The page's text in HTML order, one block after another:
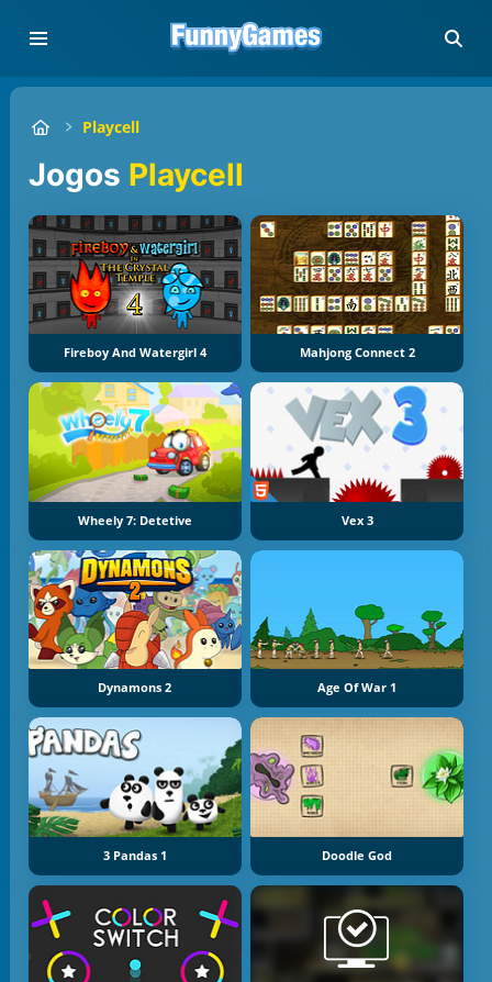
Playcell
Jogos Playcell
Fireboy And Watergirl 4 Mahjong Connect 2
Wheely 7: Detetive Vex 3
Dynamons 2 Age Of War 1
3 Pandas 1 Doodle God